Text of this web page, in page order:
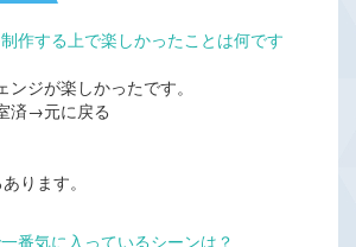
する上で楽しかったことは何です
ジが楽しかったです。
済→元に戻る
ります。
気に入っているシーンは？